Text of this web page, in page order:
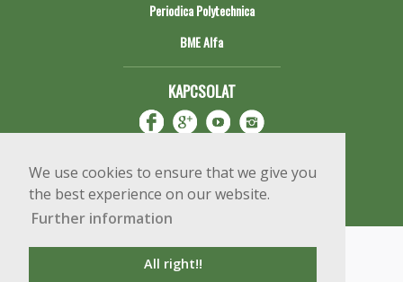
We use cookies to ensure that we give you
the best experience on our website.
Further information
All right!!
Periodica Polytechnica
BME Alfa
KAPCSOLAT
Copyright © 2020 BME Építőmérnöki Kar
1111 Budapest, Műegyetem rkp. 3.